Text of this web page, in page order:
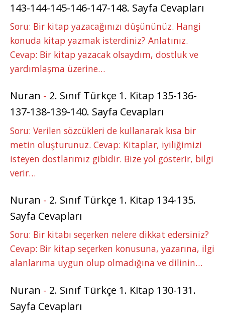
143-144-145-146-147-148. Sayfa Cevapları
Soru: Bir kitap yazacağınızı düşününüz. Hangi
konuda kitap yazmak isterdiniz? Anlatınız.
Cevap: Bir kitap yazacak olsaydım, dostluk ve
yardımlaşma üzerine…
Nuran - 2. Sınıf Türkçe 1. Kitap 135-136-
137-138-139-140. Sayfa Cevapları
Soru: Verilen sözcükleri de kullanarak kısa bir
metin oluşturunuz. Cevap: Kitaplar, iyiliğimizi
isteyen dostlarımız gibidir. Bize yol gösterir, bilgi
verir…
Nuran - 2. Sınıf Türkçe 1. Kitap 134-135.
Sayfa Cevapları
Soru: Bir kitabı seçerken nelere dikkat edersiniz?
Cevap: Bir kitap seçerken konusuna, yazarına, ilgi
alanlarıma uygun olup olmadığına ve dilinin…
Nuran - 2. Sınıf Türkçe 1. Kitap 130-131.
Sayfa Cevapları